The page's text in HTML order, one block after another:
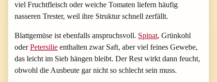
viel Fruchtfleisch oder weiche Tomaten liefern häufig
nasseren Trester, weil ihre Struktur schnell zerfällt.
Blattgemüse ist ebenfalls anspruchsvoll. Spinat, Grünkohl
oderPetersilie enthalten zwar Saft, aber viel feines Gewebe,
das leicht im Sieb hängen bleibt. Der Rest wirkt dann feucht,
obwohl die Ausbeute gar nicht so schlecht sein muss.